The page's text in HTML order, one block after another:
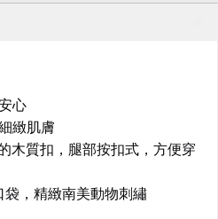
心
緻肌膚
木質扣，腿部按扣式，方便穿
，精緻南美動物刺繡